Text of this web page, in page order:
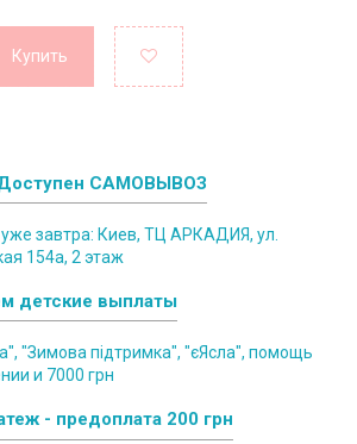
Купить
САМОВЫВОЗ
завтра: Киев, ТЦ АРКАДИЯ, ул.
154а, 2 этаж
детские выплаты
"Зимова підтримка", "єЯсла", помощь
и 7000 грн
- предоплата 200 грн